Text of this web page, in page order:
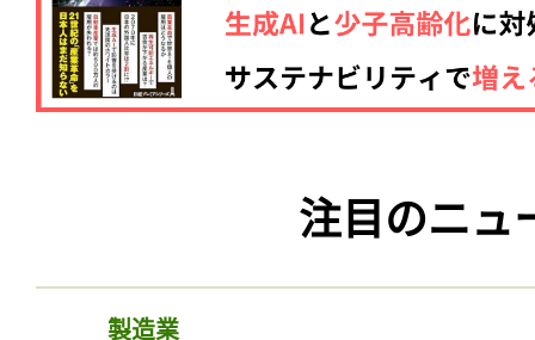
注目のニュ
製造業